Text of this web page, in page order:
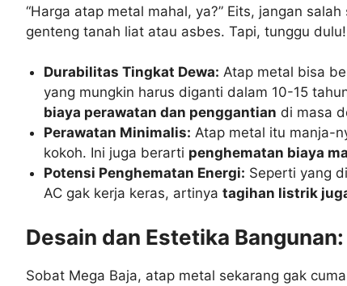
“Harga atap metal mahal, ya?” Eits, jangan
genteng tanah liat atau asbes. Tapi, tunggu
Durabilitas Tingkat Dewa: Atap metal bisa
yang mungkin harus diganti dalam 10-15
biaya perawatan dan penggantian di masa
Perawatan Minimalis: Atap metal itu manja-
kokoh. Ini juga berarti penghematan biaya
Potensi Penghematan Energi: Seperti yang
AC gak kerja keras, artinyatagihan listrik
Desain dan Estetika Bangunan:
Sobat Mega Baja, atap metal sekarang gak